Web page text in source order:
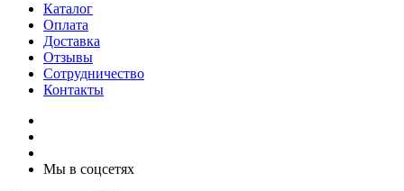
Каталог
Оплата
Доставка
Отзывы
Сотрудничество
Контакты
Мы в соцсетях